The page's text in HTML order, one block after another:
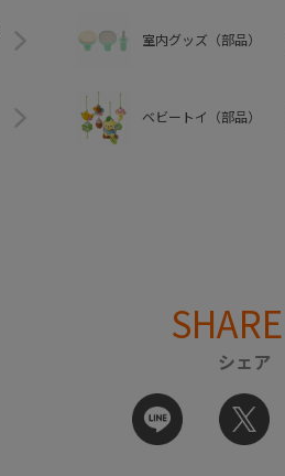
室内グッズ（部品）
ベビートイ（部品）
SHARE
シェア